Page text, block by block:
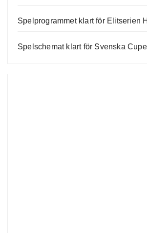
Spelprogrammet klart för Elitserien
Spelschemat klart för Svenska